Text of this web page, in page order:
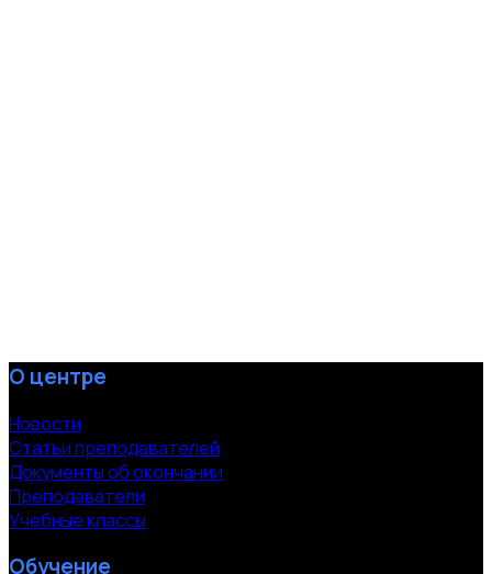
О центре
Новости
Статьи преподавателей
Документы об окончании
Преподаватели
Учебные классы
Обучение